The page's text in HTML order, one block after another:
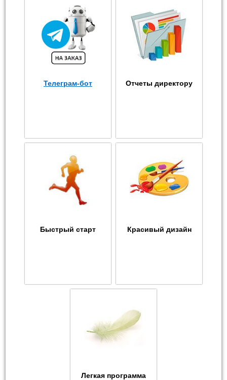
Телеграм-бот Отчеты директору
Быстрый старт Красивый дизайн
Легкая программа